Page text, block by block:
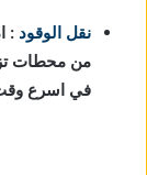
نقل الوقود :
من محطات
في اسرع